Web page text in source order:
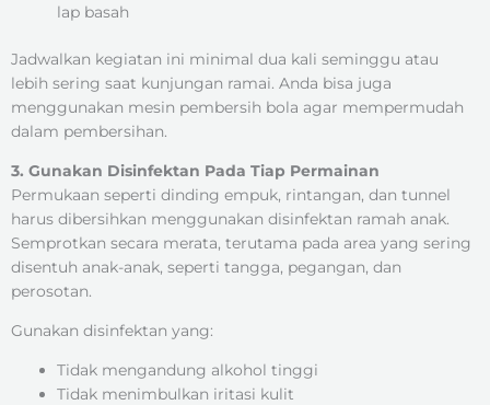
lap basah
Jadwalkan kegiatan ini minimal dua kali seminggu atau
lebih sering saat kunjungan ramai. Anda bisa juga
menggunakan mesin pembersih bola agar mempermudah
dalam pembersihan.
3. Gunakan Disinfektan Pada Tiap Permainan
Permukaan seperti dinding empuk, rintangan, dan tunnel
harus dibersihkan menggunakan disinfektan ramah anak.
Semprotkan secara merata, terutama pada area yang sering
disentuh anak-anak, seperti tangga, pegangan, dan
perosotan.
Gunakan disinfektan yang:
Tidak mengandung alkohol tinggi
Tidak menimbulkan iritasi kulit